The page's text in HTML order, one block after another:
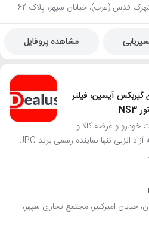
مشاهده پروفایل
آیسین، فیلتر
خودرو و عرضه کالا و
قطعات لوازم یدکی اصلی در منطقه آزاد انزلی تنها نماینده رسمی برند JPC
بهارستان، خیابان امیرکبیر، مجتمع تجاری سپهر،